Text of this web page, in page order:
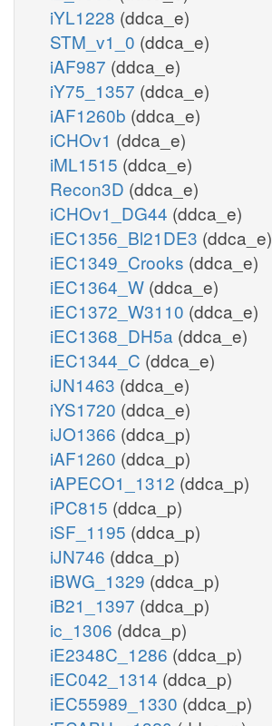
iYL1228 (ddca_e)
STM_v1_0 (ddca_e)
iAF987 (ddca_e)
iY75_1357 (ddca_e)
iAF1260b (ddca_e)
iCHOv1 (ddca_e)
iML1515 (ddca_e)
Recon3D (ddca_e)
iCHOv1_DG44 (ddca_e)
iEC1356_Bl21DE3 (ddca_e)
iEC1349_Crooks (ddca_e)
iEC1364_W (ddca_e)
iEC1372_W3110 (ddca_e)
iEC1368_DH5a (ddca_e)
iEC1344_C (ddca_e)
iJN1463 (ddca_e)
iYS1720 (ddca_e)
iJO1366 (ddca_p)
iAF1260 (ddca_p)
iAPECO1_1312 (ddca_p)
iPC815 (ddca_p)
iSF_1195 (ddca_p)
iJN746 (ddca_p)
iBWG_1329 (ddca_p)
iB21_1397 (ddca_p)
ic_1306 (ddca_p)
iE2348C_1286 (ddca_p)
iEC042_1314 (ddca_p)
iEC55989_1330 (ddca_p)